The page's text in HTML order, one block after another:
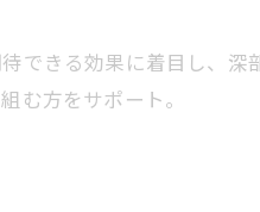
できる効果に着目し、深
む方をサポート。